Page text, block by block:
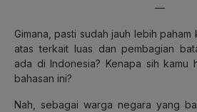
—
Gimana, pasti sudah jauh lebih
atas terkait luas dan pembagian
ada di Indonesia? Kenapa sih kamu
bahasan ini?
Nah, sebagai warga negara yang